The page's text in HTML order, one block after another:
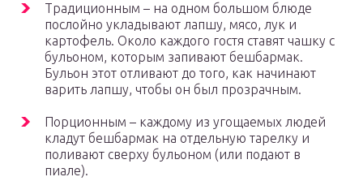
Традиционным – на одном большом блюде
послойно укладывают лапшу, мясо, лук и
картофель. Около каждого гостя ставят чашку с
бульоном, которым запивают бешбармак.
Бульон этот отливают до того, как начинают
варить лапшу, чтобы он был прозрачным.
Порционным – каждому из угощаемых людей
кладут бешбармак на отдельную тарелку и
поливают сверху бульоном (или подают в
пиале).